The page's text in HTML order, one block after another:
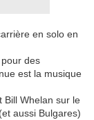
en solo en
des
est la musique
Bill Whelan sur le
aussi Bulgares)